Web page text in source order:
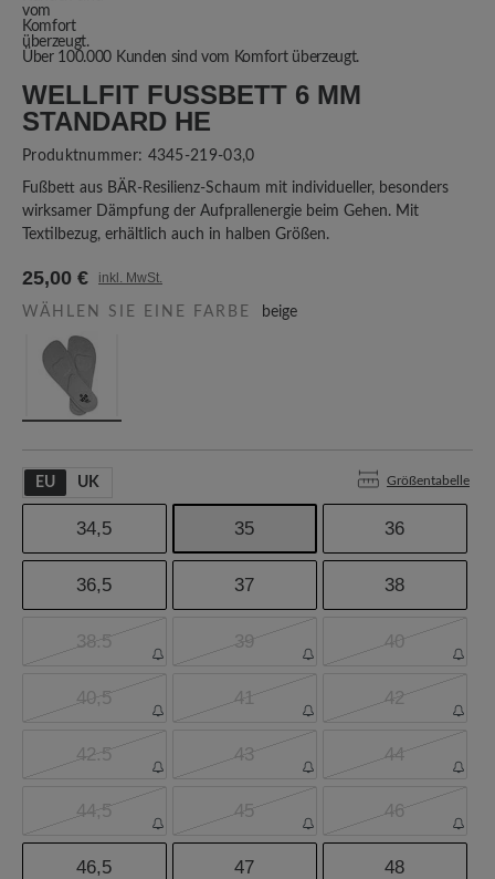
Über 100.000 Kunden sind vom Komfort überzeugt.
WELLFIT FUSSBETT 6 MM S
TANDARD HE
Produktnummer: 4345-219-03,0
Fußbett aus BÄR-Resilienz-Schaum mit individueller, besonders
wirksamer Dämpfung der Aufprallenergie beim Gehen. Mit
Textilbezug, erhältlich auch in halben Größen.
25,00 € inkl. MwSt.
WÄHLEN SIE EINE FARBE beige
EU UK Größentabelle
34,5 35 36
36,5 37 38
38.5 39 40
40,5 41 42
42.5 43 44
44,5 45 46
46,5 47 48